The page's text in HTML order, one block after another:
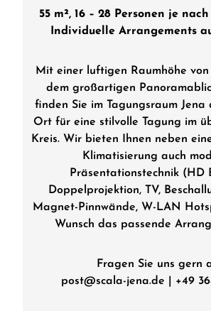
55 m², 16 – 28 Personen je nach
Individuelle Arrangements
Mit einer luftigen Raumhöhe
dem großartigen
finden Sie im Tagungsraum Jena
Ort für eine stilvolle Tagung im
Kreis. Wir bieten Ihnen neben
Klimatisierung auch
Präsentationstechnik (HD
Doppelprojektion, TV,
Magnet-Pinnwände, W-LAN
Wunsch das passende
Fragen Sie uns gern
post@scala-jena.de
+49